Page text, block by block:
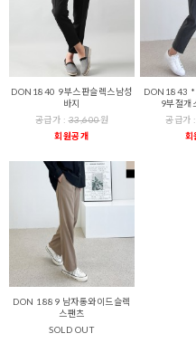
DON1840 9부스판슬렉스남성
바지
공급가 :33,600원
회원공개
DON1843 *
9부절개
공급가
회
DON 1889 남자통와이드슬렉
스팬츠
SOLD OUT